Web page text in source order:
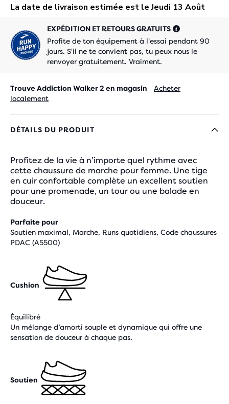
EXPÉDITION ET RETOURS GRATUITS
Profite de ton équipement à l'essai pendant 90
jours. S'il ne te convient pas, tu peux nous le
renvoyer gratuitement. Vraiment.
Trouve Addiction Walker 2 en magasin
Acheter
localement
DÉTAILS DU PRODUIT
Profitez de la vie à n’importe quel rythme avec
cette chaussure de marche pour femme. Une tige
en cuir confortable complète un excellent soutien
pour une promenade, un tour ou une balade en
douceur.
Parfaite pour
Soutien maximal, Marche, Runs quotidiens, Code chaussures
PDAC (A5500)
Cushion
Équilibré
Un mélange d’amorti souple et dynamique qui offre une
sensation de douceur à chaque pas.
Soutien